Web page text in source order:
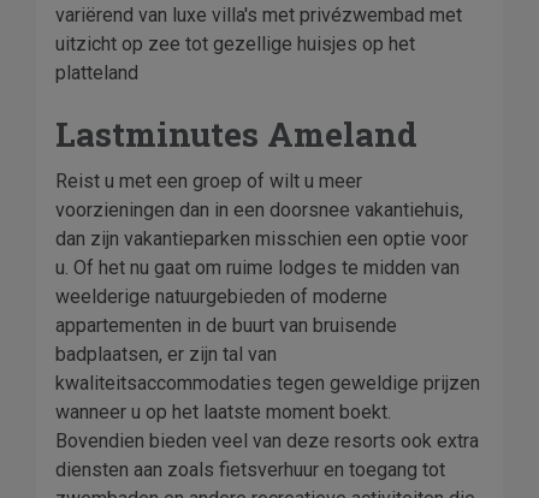
variërend van luxe villa's met privézwembad met
uitzicht op zee tot gezellige huisjes op het
platteland
Lastminutes Ameland
Reist u met een groep of wilt u meer
voorzieningen dan in een doorsnee vakantiehuis,
dan zijn vakantieparken misschien een optie voor
u. Of het nu gaat om ruime lodges te midden van
weelderige natuurgebieden of moderne
appartementen in de buurt van bruisende
badplaatsen, er zijn tal van
kwaliteitsaccommodaties tegen geweldige prijzen
wanneer u op het laatste moment boekt.
Bovendien bieden veel van deze resorts ook extra
diensten aan zoals fietsverhuur en toegang tot